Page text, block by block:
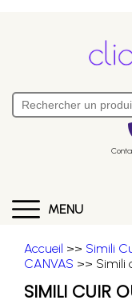
MENU
Accueil >> Simili
CANVAS >> Simili
SIMILI CUIR